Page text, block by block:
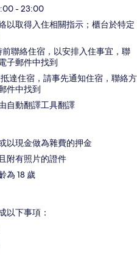
- 23:00
以取得入住相關指示；櫃台於特定
聯絡住宿，以安排入住事宜，聯
子郵件中找到
達住宿，請事先通知住宿，聯絡方
件中找到
自動翻譯工具翻譯
以現金做為雜費的押金
附有照片的證件
為 18 歲
以下事項：